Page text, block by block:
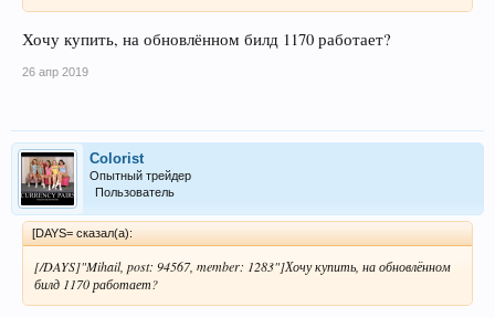
Хочу купить, на обновлённом билд 1170 работает?
26 апр 2019
Colorist
Опытный трейдер
Пользователь
[DAYS= сказал(а):
[/DAYS]"Mihail, post: 94567, member: 1283"]Хочу купить, на обновлённом
билд 1170 работает?